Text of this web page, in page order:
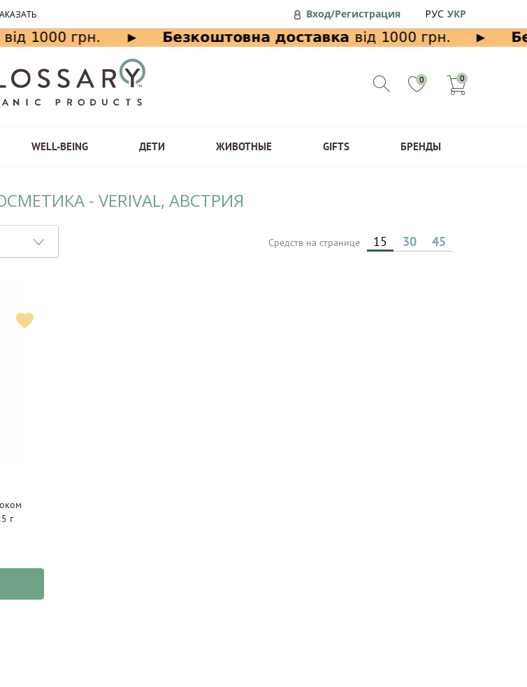
Вход/Регистрация РУС УКР
0 0
WELL-BEING ДЕТИ ЖИВОТНЫЕ GIFTS БРЕНДЫ
- VERIVAL, АВСТРИЯ
Средств на странице 15 30 45
г